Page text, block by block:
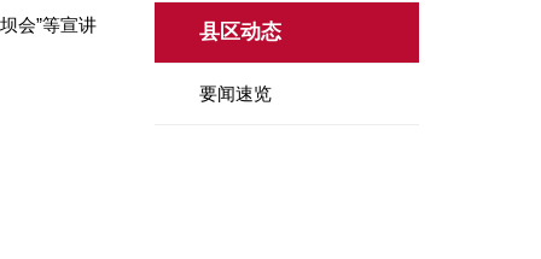
县区动态
要闻速览
会”等宣讲